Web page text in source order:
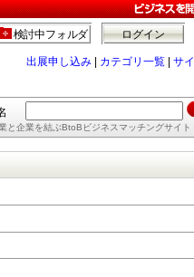
ログイン
検討中フォルダ
出展申し込み カテゴリ一覧 サ
と企業を結ぶBtoBビジネスマッチングサイト